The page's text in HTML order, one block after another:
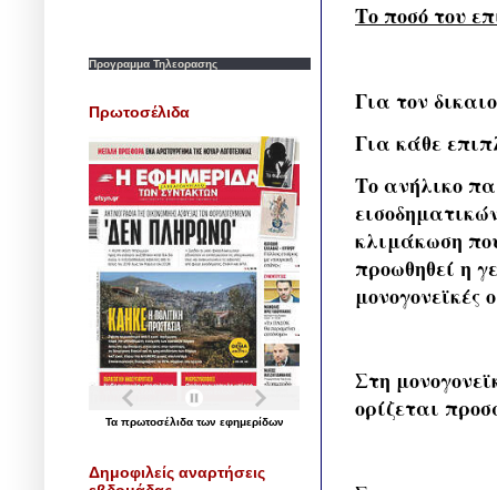
Το ποσό του
Για τον
Για κάθε
Το ανήλικο
κλιμάκωση
προωθηθεί η
μονογονεϊκές
Στη
ορίζεται
Προγραμμα Τηλεορασης
Πρωτοσέλιδα
Τα πρωτοσέλιδα των εφημερίδων
Δημοφιλείς αναρτήσεις